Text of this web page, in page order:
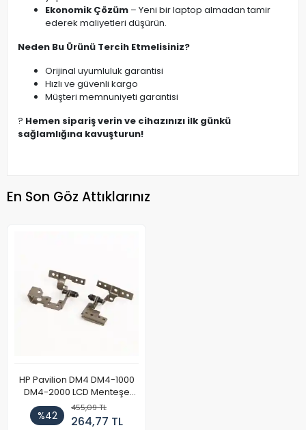
Ekonomik Çözüm – Yeni bir laptop almadan tamir
ederek maliyetleri düşürün.
Neden Bu Ürünü Tercih Etmelisiniz?
Orijinal uyumluluk garantisi
Hızlı ve güvenli kargo
Müşteri memnuniyeti garantisi
? Hemen sipariş verin ve cihazınızı ilk günkü
sağlamlığına kavuşturun!
En Son Göz Attıklarınız
HP Pavilion DM4 DM4-1000
DM4-2000 LCD Menteşe
Takımı (Sağ-Sol)
%42
455,09 TL
264,77 TL